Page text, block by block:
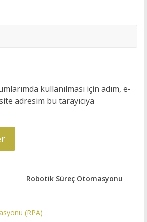
kullanılması için adım, e-
adresim bu tarayıcıya
Robotik Süreç Otomasyonu
(RPA)